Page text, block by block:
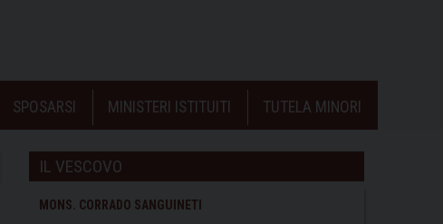
SPOSARSI MINISTERI ISTITUITI TUTELA MINORI
IL VESCOVO
MONS. CORRADO SANGUINETI